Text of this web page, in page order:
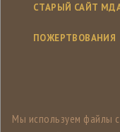
СТАРЫЙ САЙТ
ПОЖЕРТВОВАНИЯ
Мы используем файлы